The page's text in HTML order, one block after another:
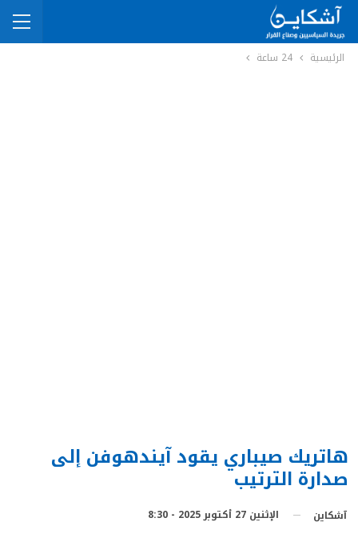
الرئيسية 24 ساعة
هاتريك صيباري يقود آيندهوفن إلى
صدارة الترتيب
آشكاين الإثنين 27 أكتوبر 2025 - 8:30